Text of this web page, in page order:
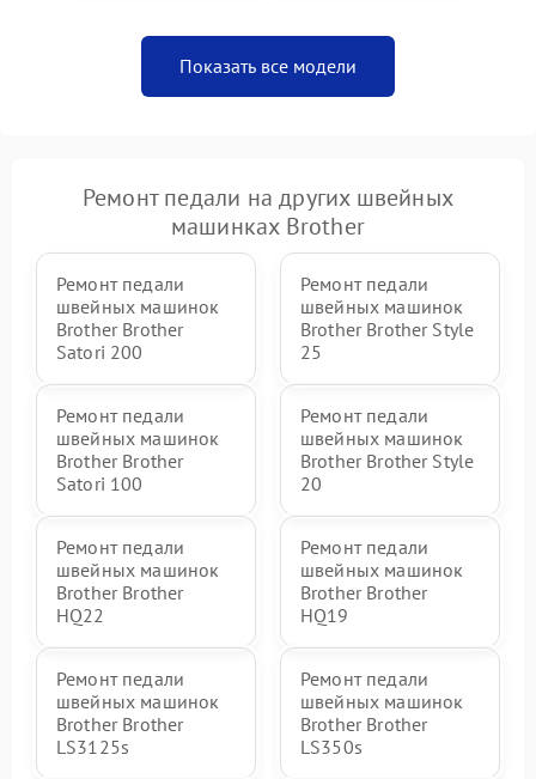
Показать все модели
Ремонт педали на других швейных
машинках Brother
Ремонт педали
швейных машинок
Brother Brother
Satori 200
Ремонт педали
швейных машинок
Brother Brother Style
25
Ремонт педали
швейных машинок
Brother Brother
Satori 100
Ремонт педали
швейных машинок
Brother Brother Style
20
Ремонт педали
швейных машинок
Brother Brother
HQ22
Ремонт педали
швейных машинок
Brother Brother
HQ19
Ремонт педали
швейных машинок
Brother Brother
LS3125s
Ремонт педали
швейных машинок
Brother Brother
LS350s